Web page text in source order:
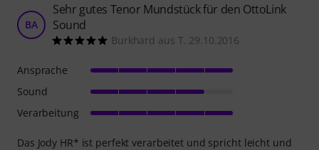
BA
Sehr gutes Tenor Mundstück für den OttoLink
Sound
Burkhard aus T. 29.10.2016
Das Jody HR* ist perfekt verarbeitet und spricht leicht und
Ansprache
Sound
Verarbeitung